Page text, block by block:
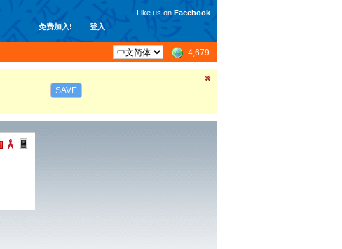
免费加入! 登入
Like us on Facebook
4,679
SAVE